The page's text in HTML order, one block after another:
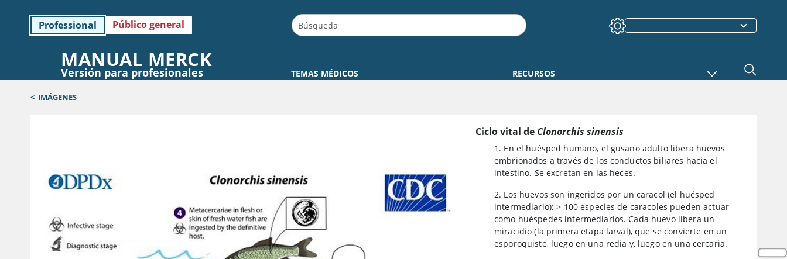
Professional Público general
MANUAL MERCK
Versión para profesionales TEMAS MÉDICOS RECURSOS
< IMÁGENES
Ciclo vital de Clonorchis sinensis
1. En el huésped humano, el gusano adulto libera huevos
embrionados a través de los conductos biliares hacia el
intestino. Se excretan en las heces.
2. Los huevos son ingeridos por un caracol (el huésped
intermediario); > 100 especies de caracoles pueden actuar
como huéspedes intermediarios. Cada huevo libera un
miracidio (la primera etapa larval), que se convierte en un
esporoquiste, luego en una redia y, luego en una cercaria.